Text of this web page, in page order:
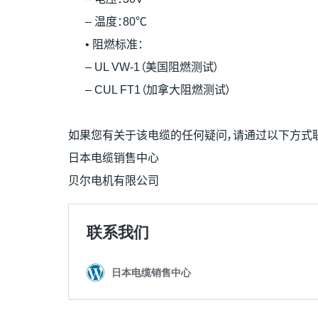
– 温度：80℃
• 阻燃标准：
– UL VW-1（美国阻燃测试）
– CUL FT1（加拿大阻燃测试）
如果您有关于该电缆的任何疑问，请通过以下方式
日本电缆销售中心
贝尔电机有限公司